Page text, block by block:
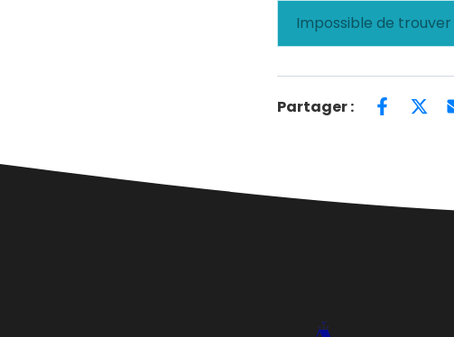
Impossible de trouver
Partager :